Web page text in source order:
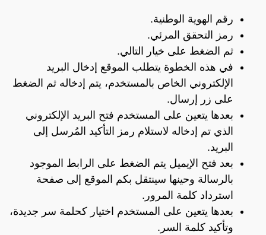
رقم الهوية الوطنية.
رمز التحقق المرئي.
ثم الضغط على خيار التالي.
في هذه الخطوة يتطلب الموقع إدخال البريد
الإلكتروني الخاص بالمستخدم، يتم إدخاله ثم الضغط
على زر إرسال.
بعدها يتعين على المستخدم فتح البريد الإلكتروني
الذي تم إدخاله لاستلام رمز التأكيد المُرسل إلى
البريد.
بعد فتح الإيميل يتم الضغط على الرابط الموجود
بالرسالة وحينها سينتقل بكم الموقع إلى صفحة
استرداد كلمة المرور.
بعدها يتعين على المستخدم اختيار كحلمة سر جديدة،
وتأكيد كلمة السر.